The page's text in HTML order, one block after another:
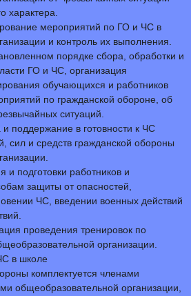
характера.
мероприятий по ГО и ЧС в
и контроль их выполнения.
порядке сбора, обработки и
ГО и ЧС, организация
обучающихся и работников
по гражданской обороне, об
ситуаций.
поддержание в готовности к ЧС
сил и средств гражданской обороны
и подготовки работников и
защиты от опасностей,
ЧС, введении военных действий
проведения тренировок по
организации.
в школе
комплектуется членами
общеобразовательной организации,